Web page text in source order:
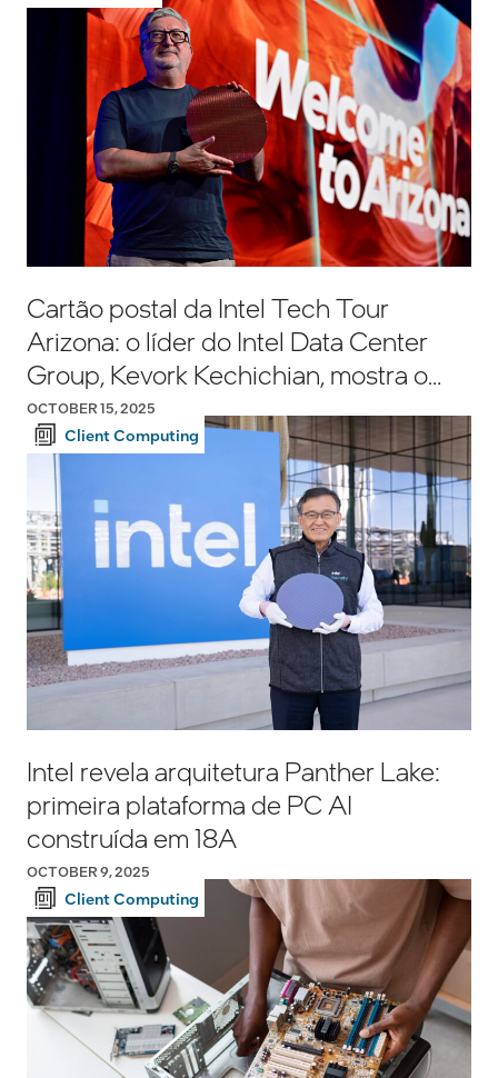
Cartão postal da Intel Tech Tour
Arizona: o líder do Intel Data Center
Group, Kevork Kechichian, mostra o
Xeon 6+
OCTOBER 15, 2025
Client Computing
Intel revela arquitetura Panther Lake:
primeira plataforma de PC AI
construída em 18A
OCTOBER 9, 2025
Client Computing